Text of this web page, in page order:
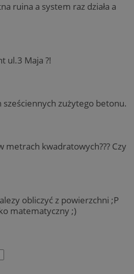
ruina a system raz działa a
ul.3 Maja ?!
zużytego betonu.
metrach kwadratowych??? Czy
obliczyć z powierzchni ;P
matematyczny ;)